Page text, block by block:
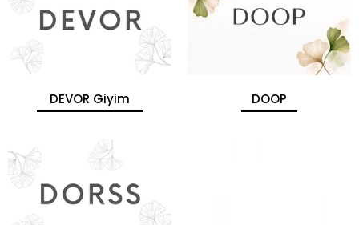
DEVOR Giyim DOOP